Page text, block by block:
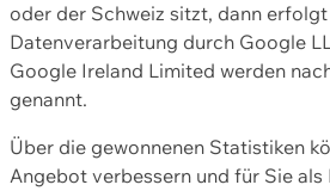
oder der Schweiz sitzt, dann
Datenverarbeitung durch Google
Google Ireland Limited werden
genannt.
Über die gewonnenen Statistiken
Angebot verbessern und für Sie